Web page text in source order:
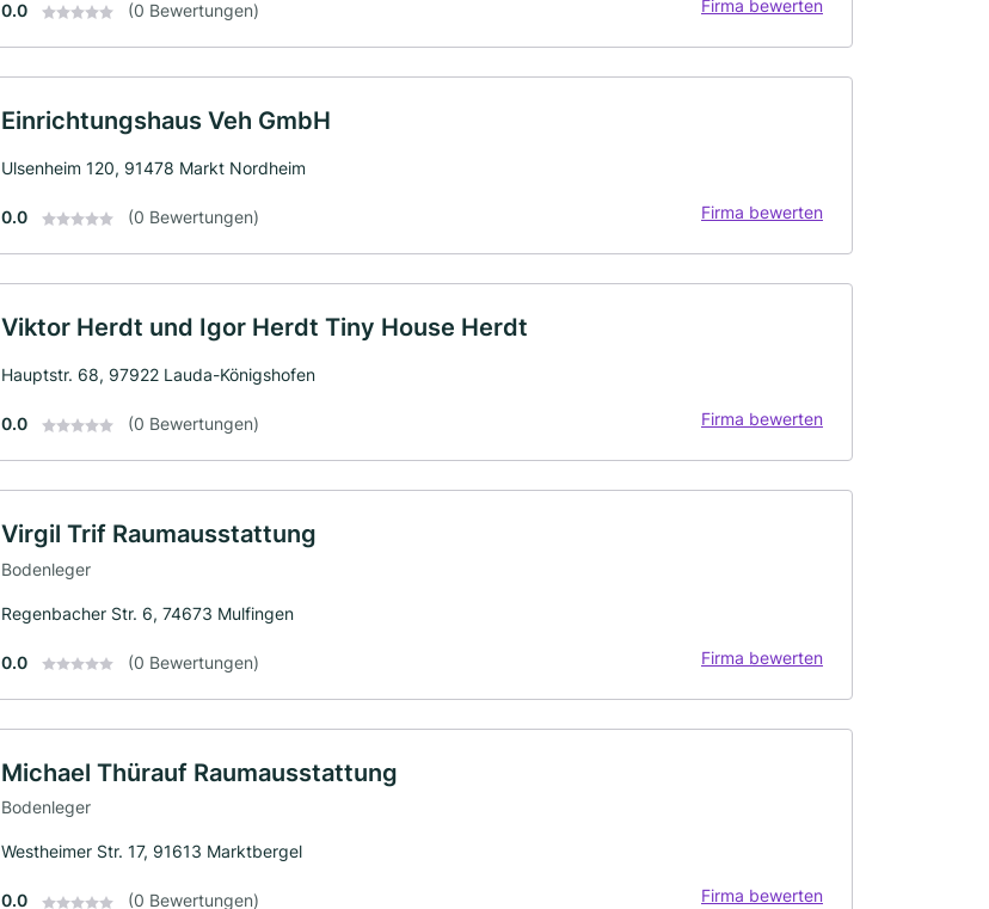
0.0 (0 Bewertungen) Firma bewerten
Einrichtungshaus Veh GmbH
Ulsenheim 120, 91478 Markt Nordheim
0.0 (0 Bewertungen) Firma bewerten
Viktor Herdt und Igor Herdt Tiny House Herdt
Hauptstr. 68, 97922 Lauda-Königshofen
0.0 (0 Bewertungen) Firma bewerten
Virgil Trif Raumausstattung
Bodenleger
Regenbacher Str. 6, 74673 Mulfingen
0.0 (0 Bewertungen) Firma bewerten
Michael Thürauf Raumausstattung
Bodenleger
Westheimer Str. 17, 91613 Marktbergel
0.0 (0 Bewertungen) Firma bewerten